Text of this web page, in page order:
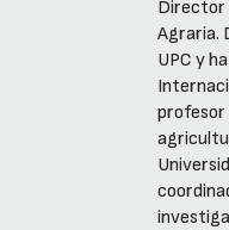
Director
Agraria.
UPC y
profesor